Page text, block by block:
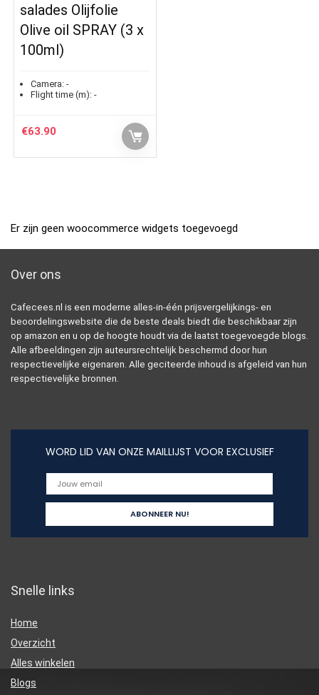
salades Olijfolie
Olive oil SPRAY (3 x
100ml)
Camera: -
Flight time (m): -
€63.90
Er zijn geen woocommerce widgets toegevoegd
Over ons
Cafecees.nl is een moderne alles-in-één prijsvergelijkings- en
beoordelingswebsite die de beste deals biedt die beschikbaar zijn
op amazon en u op de hoogte houdt via de laatst toegevoegde blogs.
Alle afbeeldingen zijn auteursrechtelijk beschermd door hun
respectievelijke eigenaren. Alle geciteerde inhoud is afgeleid van hun
respectievelijke bronnen.
WORD LID VAN ONZE MAILLIJST VOOR EXCLUSIEF
Snelle links
Home
Overzicht
Alles winkelen
Blogs